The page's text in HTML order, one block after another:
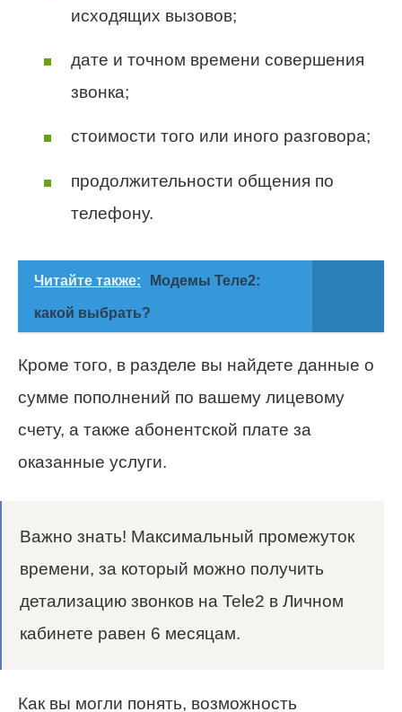
исходящих вызовов;
дате и точном времени совершения
звонка;
стоимости того или иного разговора;
продолжительности общения по
телефону.
Читайте также: Модемы Теле2:
какой выбрать?
Кроме того, в разделе вы найдете данные о
сумме пополнений по вашему лицевому
счету, а также абонентской плате за
оказанные услуги.
Важно знать! Максимальный промежуток
времени, за который можно получить
детализацию звонков на Tele2 в Личном
кабинете равен 6 месяцам.
Как вы могли понять, возможность